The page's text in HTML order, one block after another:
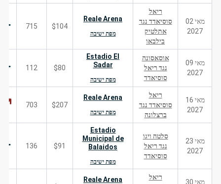
מאי 02
2027
ריאל
סוסיאדד נגד
אתלטיק
בילבאו
Reale Arena
מפת ישיבה
$104
715
מאי 09
2027
אוסאסונה
נגד ריאל
סוסיאדד
Estadio El
Sadar
מפת ישיבה
$80
112
מאי 16
2027
ריאל
סוסיאדד נגד
ברצלונה
Reale Arena
מפת ישיבה
$207
703
מאי 23
2027
סלטה ויגו
נגד ריאל
סוסיאדד
Estadio
Municipal de
Balaidos
מפת ישיבה
$91
136
מאי 30
ריאל
Reale Arena